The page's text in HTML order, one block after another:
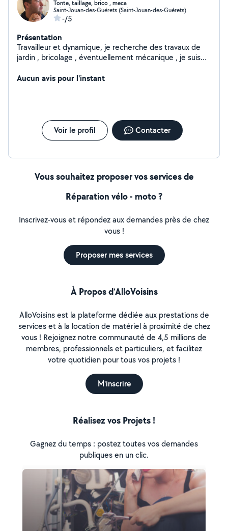
Tonte, taillage, brico , meca
Saint-Jouan-des-Guérets (Saint-Jouan-des-Guérets)
-/5
Présentation
Travailleur et dynamique, je recherche des travaux de
jardin , bricolage , éventuellement mécanique , je suis
Aucun avis pour l'instant
Voir le profil Contacter
Vous souhaitez proposer vos services de
Réparation vélo - moto ?
Inscrivez-vous et répondez aux demandes près de chez
vous !
Proposer mes services
À Propos d’AlloVoisins
AlloVoisins est la plateforme dédiée aux prestations de
services et à la location de matériel à proximité de chez
vous ! Rejoignez notre communauté de 4,5 millions de
membres, professionnels et particuliers, et facilitez
votre quotidien pour tous vos projets !
M'inscrire
Réalisez vos Projets !
Gagnez du temps : postez toutes vos demandes
publiques en un clic.